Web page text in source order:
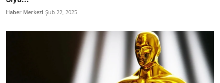
Haber Merkezi Şub 22, 2025